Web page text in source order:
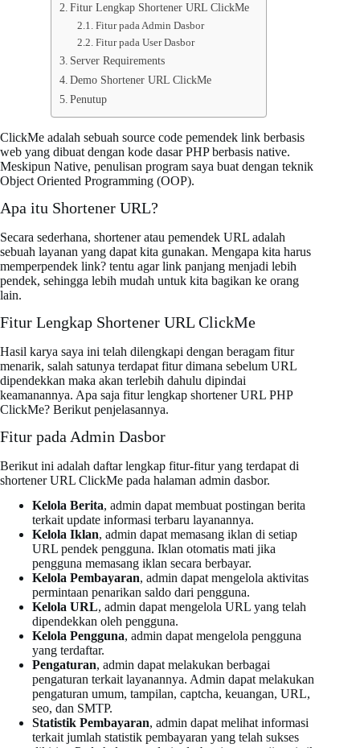
Fitur Lengkap Shortener URL ClickMe
Fitur pada Admin Dasbor
Fitur pada User Dasbor
Server Requirements
Demo Shortener URL ClickMe
Penutup
ClickMe adalah sebuah source code pemendek link berbasis
web yang dibuat dengan kode dasar PHP berbasis native.
Meskipun Native, penulisan program saya buat dengan teknik
Object Oriented Programming (OOP).
Apa itu Shortener URL?
Secara sederhana, shortener atau pemendek URL adalah
sebuah layanan yang dapat kita gunakan. Mengapa kita harus
memperpendek link? tentu agar link panjang menjadi lebih
pendek, sehingga lebih mudah untuk kita bagikan ke orang
lain.
Fitur Lengkap Shortener URL ClickMe
Hasil karya saya ini telah dilengkapi dengan beragam fitur
menarik, salah satunya terdapat fitur dimana sebelum URL
dipendekkan maka akan terlebih dahulu dipindai
keamanannya. Apa saja fitur lengkap shortener URL PHP
ClickMe? Berikut penjelasannya.
Fitur pada Admin Dasbor
Berikut ini adalah daftar lengkap fitur-fitur yang terdapat di
shortener URL ClickMe pada halaman admin dasbor.
Kelola Berita, admin dapat membuat postingan berita
terkait update informasi terbaru layanannya.
Kelola Iklan, admin dapat memasang iklan di setiap
URL pendek pengguna. Iklan otomatis mati jika
pengguna memasang iklan secara berbayar.
Kelola Pembayaran, admin dapat mengelola aktivitas
permintaan penarikan saldo dari pengguna.
Kelola URL, admin dapat mengelola URL yang telah
dipendekkan oleh pengguna.
Kelola Pengguna, admin dapat mengelola pengguna
yang terdaftar.
Pengaturan, admin dapat melakukan berbagai
pengaturan terkait layanannya. Admin dapat melakukan
pengaturan umum, tampilan, captcha, keuangan, URL,
seo, dan SMTP.
Statistik Pembayaran, admin dapat melihat informasi
terkait jumlah statistik pembayaran yang telah sukses